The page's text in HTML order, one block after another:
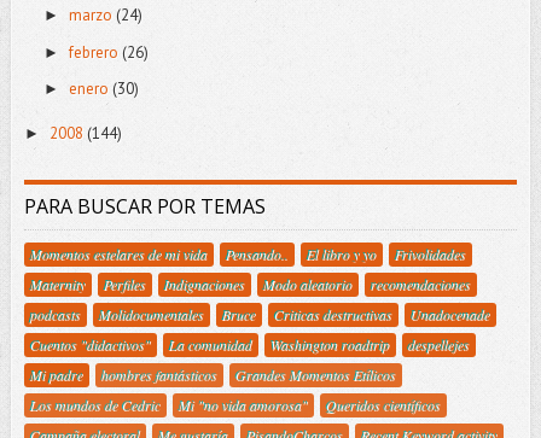
► marzo (24)
►febrero (26)
► enero (30)
► 2008 (144)
PARA BUSCAR POR TEMAS
Momentos estelares de mi vida Pensando.. El libro y yo
Frivolidades
Maternity
Perfiles Indignaciones Modo aleatorio
recomendaciones
podcasts
Molidocumentales Bruce Criticas destructivas
Unadocenade
Cuentos "didactivos"
La comunidad Washington roadtrip
despellejes
Mi padre
hombres fantásticos
Grandes Momentos Etílicos
Los mundos de Cedric
Mi "no vida amorosa"
Queridos científicos